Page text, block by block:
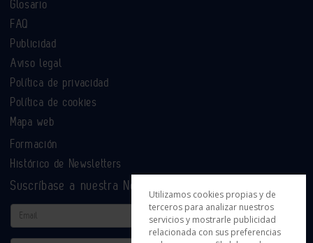
Glosario
FAQ
Publicidad
Aviso legal
Política de privacidad
Política de cookies
Mapa web
Formación
Histórico de Newsletters
Suscríbase a nuestra Newsletter
Email
Utilizamos cookies propias y de
terceros para analizar nuestros
servicios y mostrarle publicidad
relacionada con sus preferencias